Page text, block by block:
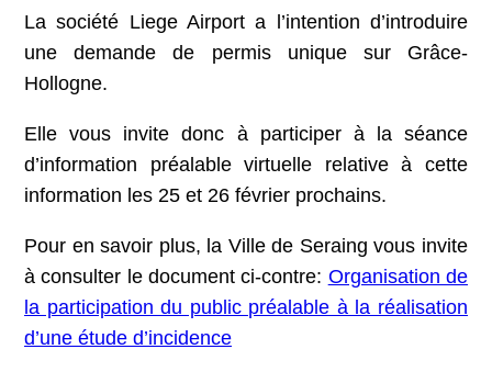
La société Liege Airport a l’intention d’introduire
une demande de permis unique sur Grâce-
Hollogne.
Elle vous invite donc à participer à la séance
d’information préalable virtuelle relative à cette
information les 25 et 26 février prochains.
Pour en savoir plus, la Ville de Seraing vous invite
à consulter le document ci-contre: Organisation de
la participation du public préalable à la réalisation
d’une étude d’incidence